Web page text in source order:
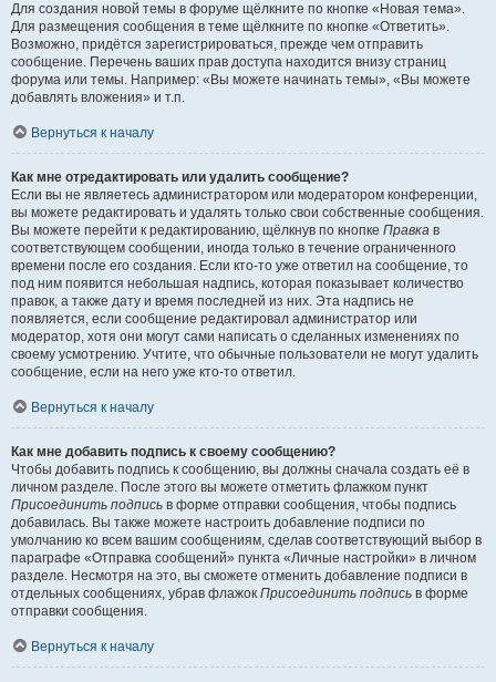
Для создания новой темы в форуме щёлкните по кнопке «Новая тема».
Для размещения сообщения в теме щёлкните по кнопке «Ответить».
Возможно, придётся зарегистрироваться, прежде чем отправить
сообщение. Перечень ваших прав доступа находится внизу страниц
форума или темы. Например: «Вы можете начинать темы», «Вы можете
добавлять вложения» и т.п.
Вернуться к началу
Как мне отредактировать или удалить сообщение?
Если вы не являетесь администратором или модератором конференции,
вы можете редактировать и удалять только свои собственные сообщения.
Вы можете перейти к редактированию, щёлкнув по кнопке Правка в
соответствующем сообщении, иногда только в течение ограниченного
времени после его создания. Если кто-то уже ответил на сообщение, то
под ним появится небольшая надпись, которая показывает количество
правок, а также дату и время последней из них. Эта надпись не
появляется, если сообщение редактировал администратор или
модератор, хотя они могут сами написать о сделанных изменениях по
своему усмотрению. Учтите, что обычные пользователи не могут удалить
сообщение, если на него уже кто-то ответил.
Вернуться к началу
Как мне добавить подпись к своему сообщению?
Чтобы добавить подпись к сообщению, вы должны сначала создать её в
личном разделе. После этого вы можете отметить флажком пункт
Присоединить подпись в форме отправки сообщения, чтобы подпись
добавилась. Вы также можете настроить добавление подписи по
умолчанию ко всем вашим сообщениям, сделав соответствующий выбор в
параграфе «Отправка сообщений» пункта «Личные настройки» в личном
разделе. Несмотря на это, вы сможете отменить добавление подписи в
отдельных сообщениях, убрав флажок Присоединить подпись в форме
отправки сообщения.
Вернуться к началу